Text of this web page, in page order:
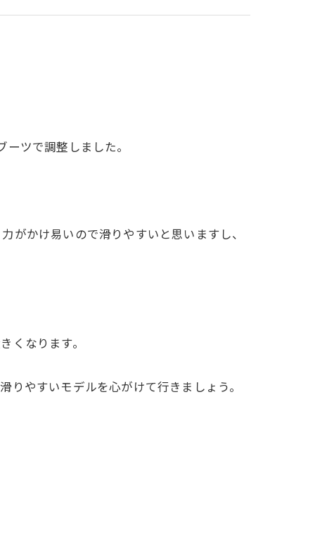
ツで調整しました。
がかけ易いので滑りやすいと思いますし、
くなります。
やすいモデルを心がけて行きましょう。